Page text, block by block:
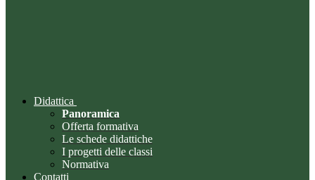
Didattica
Panoramica
Offerta formativa
Le schede didattiche
I progetti delle classi
Normativa
Contatti